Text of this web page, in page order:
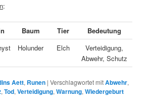
:
Baum Tier
Bedeutung
Holunder Elch
Verteidigung,
Abwehr, Schutz
Aett, Runen |Verschlagwortet mitAbwehr,
,Tod,Verteidigung,Warnung,Wiedergeburt